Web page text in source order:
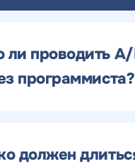
проводить
программиста?
должен